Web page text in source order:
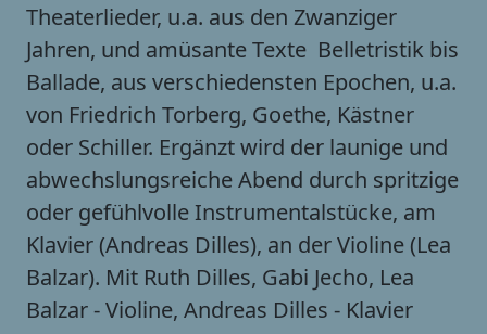
Theaterlieder, u.a. aus den Zwanziger
Jahren, und amüsante Texte  Belletristik bis
Ballade, aus verschiedensten Epochen, u.a.
von Friedrich Torberg, Goethe, Kästner
oder Schiller. Ergänzt wird der launige und
abwechslungsreiche Abend durch spritzige
oder gefühlvolle Instrumentalstücke, am
Klavier (Andreas Dilles), an der Violine (Lea
Balzar). Mit Ruth Dilles, Gabi Jecho, Lea
Balzar - Violine, Andreas Dilles - Klavier